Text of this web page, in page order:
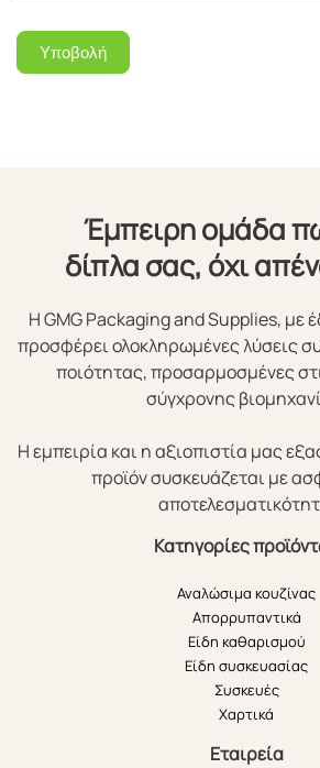
Υποβολή
Έμπειρη ομάδα
δίπλα σας, όχι
Η GMG Packaging and Supplies, με
προσφέρει ολοκληρωμένες λύσεις
ποιότητας, προσαρμοσμένες
σύγχρονης
Η εμπειρία και η αξιοπιστία μας
προϊόν συσκευάζεται με
Κατηγορίες
Αναλώσιμα κουζίνας
Απορρυπαντικά
Είδη καθαρισμού
Είδη συσκευασίας
Συσκευές
Χαρτικά
Εταιρεία